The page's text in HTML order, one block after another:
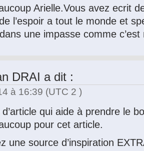
Arielle.Vous avez ecrit
l’espoir a tout le monde et
une impasse comme c’est
DRAI a dit :
à 16:39 (UTC 2 )
qui aide à prendre le
pour cet article.
une source d’inspiration